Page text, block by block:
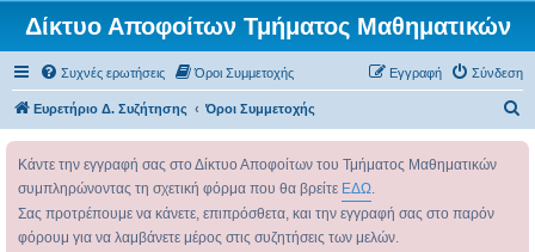
Δίκτυο Αποφοίτων Τμήματος Μαθηματικών
Συχνές ερωτήσεις Όροι Συμμετοχής Σύνδεση
Εγγραφή
Ευρετήριο Δ. Συζήτησης Όροι Συμμετοχής
Κάντε την εγγραφή σας στο Δίκτυο Αποφοίτων του Τμήματος Μαθηματικών
συμπληρώνοντας τη σχετική φόρμα που θα βρείτε ΕΔΩ.
Σας προτρέπουμε να κάνετε, επιπρόσθετα, και την εγγραφή σας στο παρόν
φόρουμ για να λαμβάνετε μέρος στις συζητήσεις των μελών.